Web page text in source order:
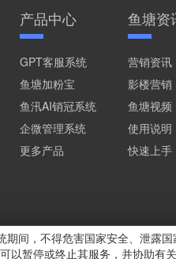
产品中心
GPT客服系统
鱼塘加粉宝
鱼汛AI销冠系统
企微管理系统
更多产品
鱼塘资
营销资讯
影楼营销
鱼塘视频
使用说明
快速上手
期间，不得危害国家安全、泄露
以暂停或终止其服务，并协助有